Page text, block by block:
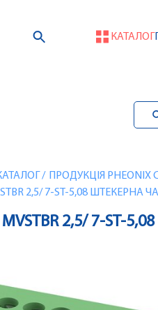
КАТАЛОГ
/ ПРОДУКЦІЯ PHEONIX
2,5/ 7-ST-5,08 ШТЕКЕРНА
MVSTBR 2,5/ 7-ST-